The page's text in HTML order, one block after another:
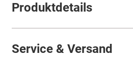
Produktdetails
Service & Versand